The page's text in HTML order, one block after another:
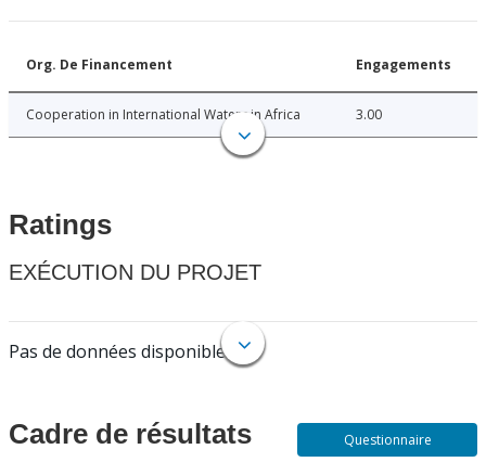
Org. De Financement Engagements
Cooperation in International Waters in Africa 3.00
Ratings
EXÉCUTION DU PROJET
Pas de données disponibles.
Cadre de résultats Questionnaire